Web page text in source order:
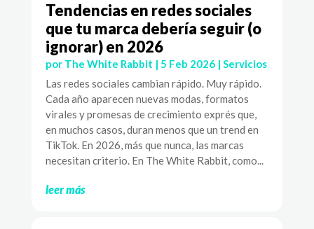
Tendencias en redes sociales
que tu marca debería seguir (o
ignorar) en 2026
por The White Rabbit | 5 Feb 2026| Servicios
Las redes sociales cambian rápido. Muy rápido.
Cada año aparecen nuevas modas, formatos
virales y promesas de crecimiento exprés que,
en muchos casos, duran menos que un trend en
TikTok. En 2026, más que nunca, las marcas
necesitan criterio. En The White Rabbit, como...
leer más